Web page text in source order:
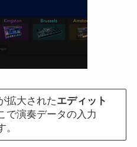
拡大されたエディット
で演奏データの入力
。